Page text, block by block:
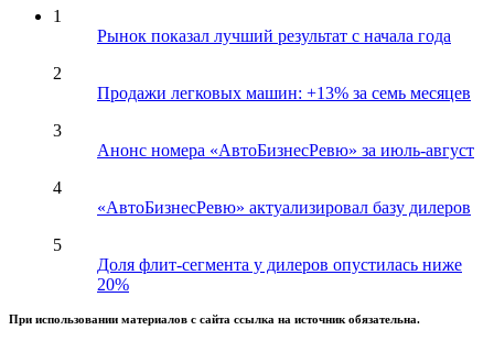
1
Рынок показал лучший результат с начала года
2
Продажи легковых машин: +13% за семь месяцев
3
Анонс номера «АвтоБизнесРевю» за июль-август
4
«АвтоБизнесРевю» актуализировал базу дилеров
5
Доля флит-сегмента у дилеров опустилась ниже
20%
При использовании материалов с сайта ссылка на источник обязательна.